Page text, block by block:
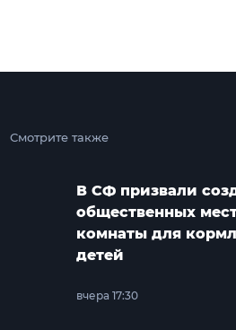
Смотрите также
В СФ призвали
общественных
комнаты для
детей
вчера 17:30